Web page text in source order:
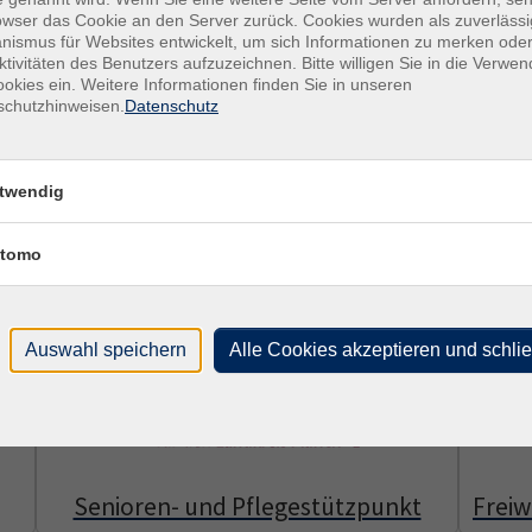
mit Migrationsgeschichte. Mit Sprachförderung,
im Alltag und im Arbeitsleben.
persönliche Unterstützung – verlässlich, praxisnah und nah am
Senioren- und Pflegestützpunkt
das Cookie an den Server zurück. Cookies wurden als
für Websites entwickelt, um sich Informationen zu merken
des Benutzers aufzuzeichnen. Bitte willigen Sie in die
ein. Weitere Informationen finden Sie in unseren
Datenschutz
Auswahl speichern Alle Cookies akzeptieren und